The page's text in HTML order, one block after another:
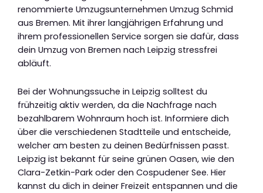
renommierte Umzugsunternehmen Umzug Schmid
aus Bremen. Mit ihrer langjährigen Erfahrung und
ihrem professionellen Service sorgen sie dafür, dass
dein Umzug von Bremen nach Leipzig stressfrei
abläuft.
Bei der Wohnungssuche in Leipzig solltest du
frühzeitig aktiv werden, da die Nachfrage nach
bezahlbarem Wohnraum hoch ist. Informiere dich
über die verschiedenen Stadtteile und entscheide,
welcher am besten zu deinen Bedürfnissen passt.
Leipzig ist bekannt für seine grünen Oasen, wie den
Clara-Zetkin-Park oder den Cospudener See. Hier
kannst du dich in deiner Freizeit entspannen und die